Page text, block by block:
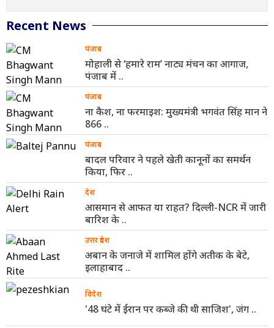
Recent News
पंजाब
मोहाली से ‘हमारे राम’ नाट्य मंचन का आगाज,
पंजाब में ..
पंजाब
ना कैश, ना फरमाइश: मुख्यमंत्री भगवंत सिंह मान ने
866 ..
पंजाब
बादल परिवार ने पहले खेती कानूनों का समर्थन
किया, फिर ..
देश
आसमान से आफत या राहत? दिल्ली-NCR में जारी
बारिश के ..
उत्तर प्रदेश
अबान के जनाजे में शामिल होंगे अतीक के बेटे,
इलाहाबाद ..
विदेश
'48 घंटे में ईरान पर कब्जे की थी साजिश', जंग ..